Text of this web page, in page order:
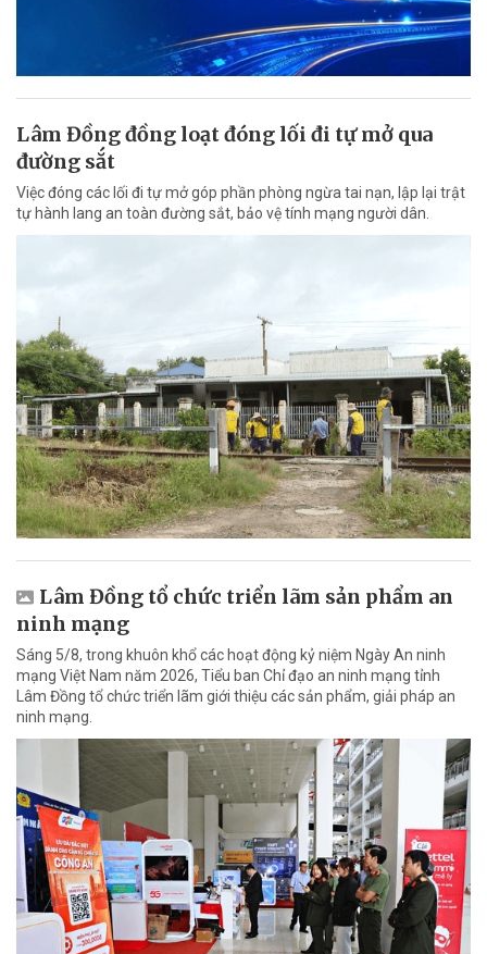
Lâm Đồng đồng loạt đóng lối đi tự mở qua
đường sắt
Việc đóng các lối đi tự mở góp phần phòng ngừa tai nạn, lập lại trật
tự hành lang an toàn đường sắt, bảo vệ tính mạng người dân.
Lâm Đồng tổ chức triển lãm sản phẩm an
ninh mạng
Sáng 5/8, trong khuôn khổ các hoạt động kỷ niệm Ngày An ninh
mạng Việt Nam năm 2026, Tiểu ban Chỉ đạo an ninh mạng tỉnh
Lâm Đồng tổ chức triển lãm giới thiệu các sản phẩm, giải pháp an
ninh mạng.